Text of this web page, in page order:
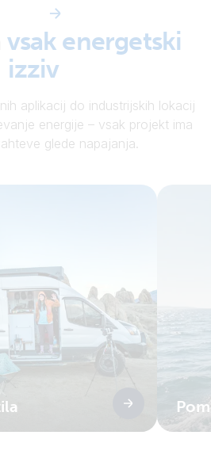
vsak energetski
izziv
aplikacij do industrijskih lokacij
energije – vsak projekt ima
glede napajanja.